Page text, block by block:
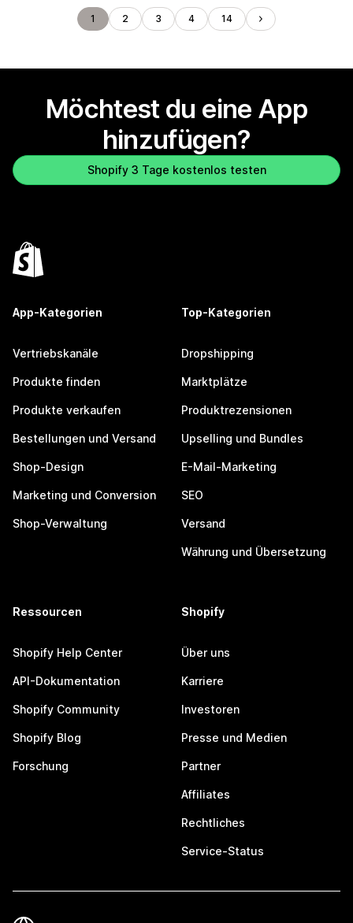
1 2 3 4 14
Möchtest du eine App
hinzufügen?
Shopify 3 Tage kostenlos testen
App-Kategorien
Vertriebskanäle
Produkte finden
Produkte verkaufen
Bestellungen und Versand
Shop-Design
Marketing und Conversion
Shop-Verwaltung
Top-Kategorien
Dropshipping
Marktplätze
Produktrezensionen
Upselling und Bundles
E-Mail-Marketing
SEO
Versand
Währung und Übersetzung
Ressourcen
Shopify Help Center
API-Dokumentation
Shopify Community
Shopify Blog
Forschung
Shopify
Über uns
Karriere
Investoren
Presse und Medien
Partner
Affiliates
Rechtliches
Service-Status